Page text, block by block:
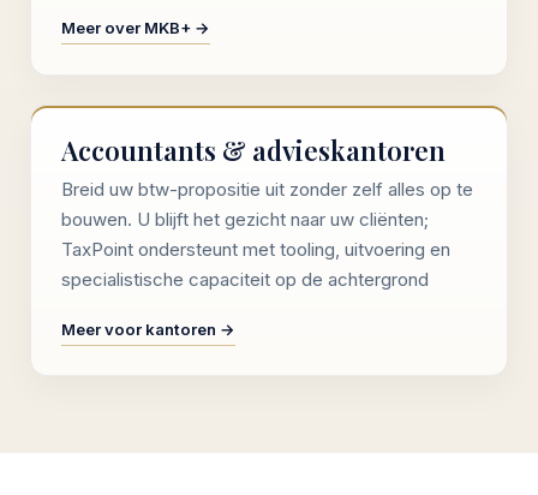
Meer over MKB+ →
Accountants & advieskantoren
Breid uw btw-propositie uit zonder zelf alles op te
bouwen. U blijft het gezicht naar uw cliënten;
TaxPoint ondersteunt met tooling, uitvoering en
specialistische capaciteit op de achtergrond
Meer voor kantoren →